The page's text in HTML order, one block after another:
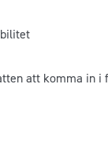
att komma in i